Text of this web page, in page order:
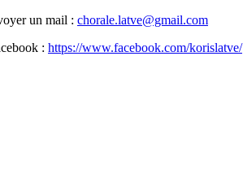
un mail : chorale.latve@gmail.com
: https://www.facebook.com/korislatve/